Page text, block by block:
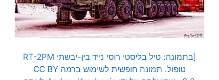
[בתמונה: טיל בליסטי רוסי נייד בין-יבשתי RT-2PM
טופול. תמונה חופשית לשימוש ברמה CC BY